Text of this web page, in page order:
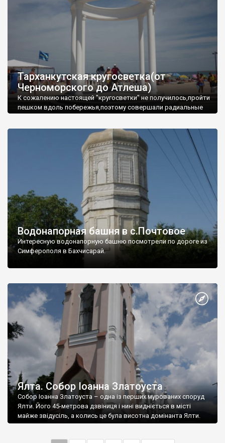
Тарханкутская кругосветка(от
Черноморского до Атлеша)
К сожалению настоящей "кругосветки" не получилось,пройти
пешком вдоль побережья,поэтому совершали радиальные
Водонапорная башня в с.Почтовое
Интересную водонапорную башню посмотрели по дороге из
Симферополя в Бахчисарай.
Ялта. Собор Іоанна Златоуста
Собор Іоанна Златоуста – одна із перших мурованих споруд
Ялти. Його 45-метрова дзвіниця і нині видніється в місті
майже звідусіль, а колись це була висотна домінанта Ялти.